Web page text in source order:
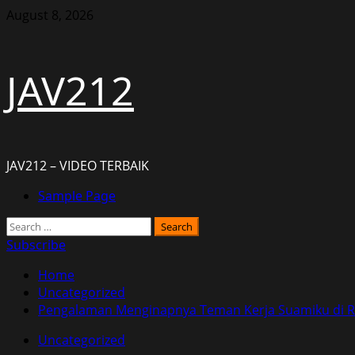
Skip
August 8, 2026
JAV212
JAV212 – VIDEO TERBAIK
PrimarySample Page
Search
for:
Subscribe
Home
Uncategorized
Pengalaman Menginapnya Teman Kerja Suamiku di
Uncategorized